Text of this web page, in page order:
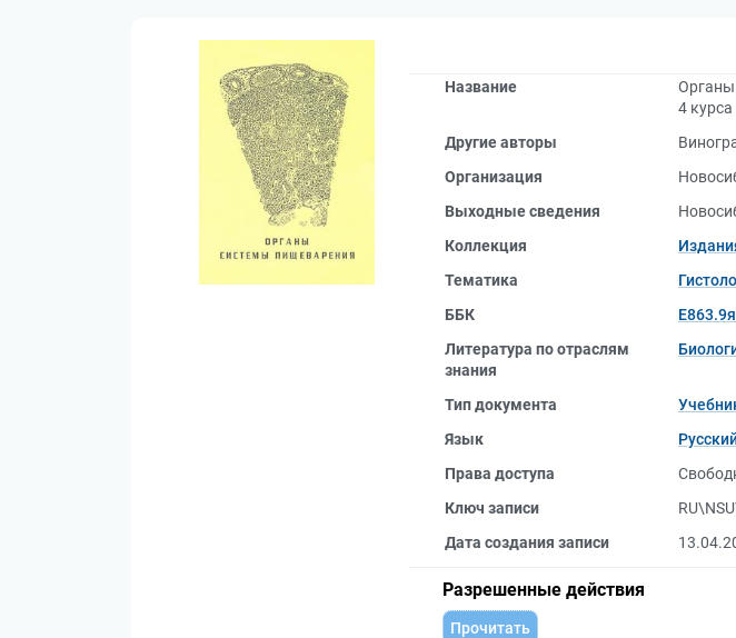
Название
Органы
4
Другие авторы
Организация
Выходные сведения
Коллекция
Тематика
ББК
Литература по отраслям
знания
Тип документа
Язык
Права доступа
Ключ записи
Дата создания записи
Разрешенные действия
Прочитать